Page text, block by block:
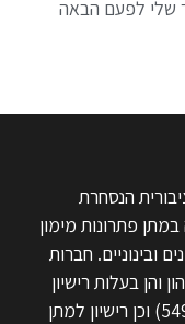
שלי לפעם הבאה
הנסחרת
פתרונות מימון
ובינוניים. חברות
והן בעלות רישיון
למתן אשראי – מורחב (מס': 54963, 54966) וכן רישיון למתן